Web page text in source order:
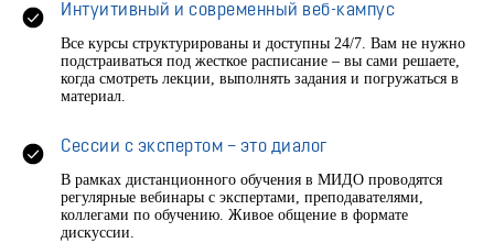
Интуитивный и современный веб-кампус
Все курсы структурированы и доступны 24/7. Вам не нужно
подстраиваться под жесткое расписание – вы сами решаете,
когда смотреть лекции, выполнять задания и погружаться в
материал.
Сессии с экспертом – это диалог
В рамках дистанционного обучения в МИДО проводятся
регулярные вебинары с экспертами, преподавателями,
коллегами по обучению. Живое общение в формате
дискуссии.